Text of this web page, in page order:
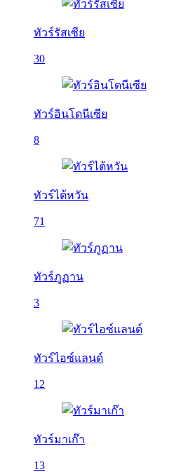
ทัวร์รัสเซีย
30
ทัวร์อินโดนีเซีย
8
ทัวร์ไต้หวัน
71
ทัวร์ภูฏาน
3
ทัวร์ไอซ์แลนด์
12
ทัวร์มาเก๊า
13